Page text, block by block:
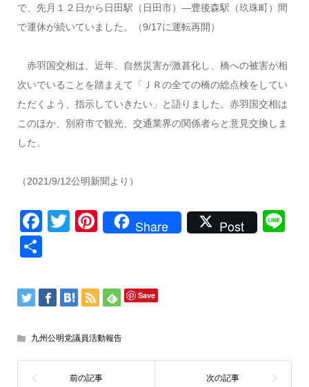
で、先月１２日から日田駅（日田市）―豊後森駅（玖珠町）間
で運休が続いていました。（9/17に運転再開）
赤羽国交相は、近年、自然災害が激甚化し、橋への被害が相
次いでいることを踏まえて「ＪＲの全ての橋の総点検をしてい
ただくよう、指示していきたい」と語りました。赤羽国交相は
このほか、別府市で観光、交通業界の関係者らと意見交換しま
した。
（2021/9/12公明新聞より）
Facebook
TwitterPinterest
Share Post
Save
九州公明党議員活動報告